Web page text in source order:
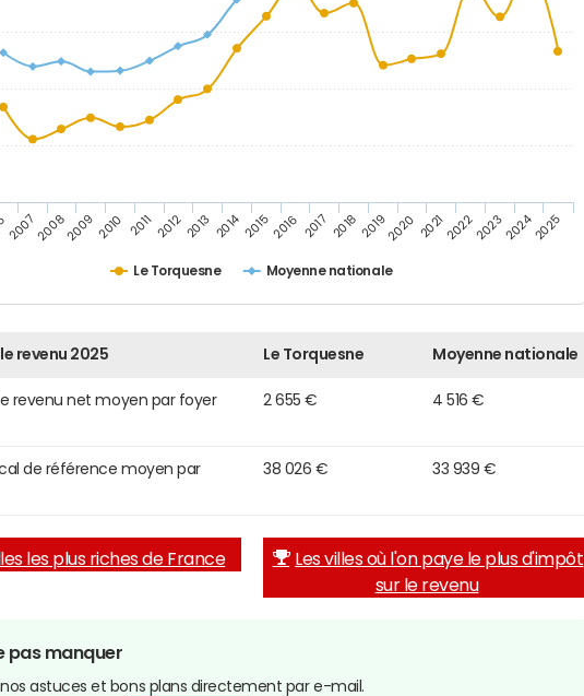
Le Torquesne Moyenne nationale
2007200820092010 2011 20122013 201420152016 2017 201820192020 20212022202320242025
revenu 2025 Le Torquesne Moyenne nationale
revenu net moyen par foyer
2 655 € 4 516 €
de référence moyen par
38 026 € 33 939 €
les plus riches de France
Les villes où l'on paye le plus d'impôt
sur le revenu
pas manquer
nos astuces et bons plans directement par e-mail.